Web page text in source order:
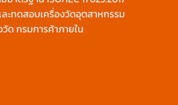
ะทดสอบเครื่องวัดอุตสาหกรรม
ด กรมการค้าภายใน